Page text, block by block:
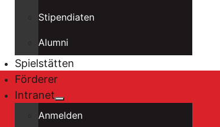
Stipendiaten
Alumni
Spielstätten
Förderer
Intranet
Anmelden